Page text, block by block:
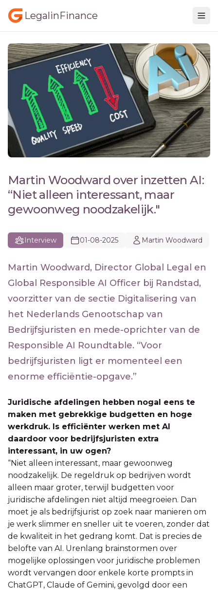
LegalinFinance
Martin Woodward over inzetten AI:
“Niet alleen interessant, maar
gewoonweg noodzakelijk."
Interview 01-08-2025 Martin Woodward
Martin Woodward, Director Global Legal en
Global Responsible AI Officer bij Randstad,
voorzitter van de sectie Digitalisering van
het Nederlands Genootschap van
Bedrijfsjuristen en mede-oprichter van de
Responsible AI Roundtable. “Voor
bedrijfsjuristen ligt er momenteel een
enorme efficiëntie-opgave.”
Juridische afdelingen hebben nogal eens te
maken met gebrekkige budgetten en hoge
werkdruk. Is efficiënter werken met AI
daardoor voor bedrijfsjuristen extra
interessant, in uw ogen?
“Niet alleen interessant, maar gewoonweg
noodzakelijk. De regeldruk op bedrijven wordt
alleen maar groter, terwijl budgetten voor
juridische afdelingen niet altijd meegroeien. Dan
moet je als bedrijfsjurist op zoek naar manieren om
je werk slimmer en sneller uit te voeren, zonder dat
de kwaliteit in het gedrang komt. Dat is precies de
belofte van AI. Urenlang brainstormen over
mogelijke oplossingen voor juridische problemen
wordt vervangen door enkele korte prompts in
ChatGPT, Claude of Gemini, gevolgd door een